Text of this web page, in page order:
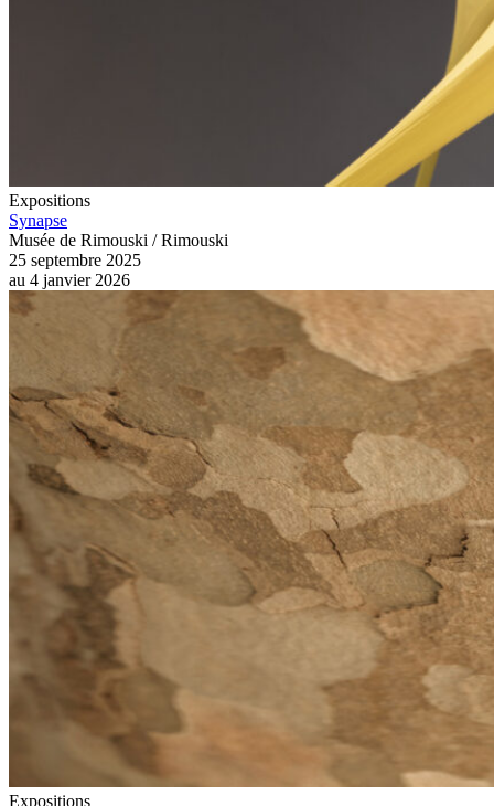
Expositions
Synapse
Musée de Rimouski / Rimouski
25 septembre 2025
au 4 janvier 2026
Expositions